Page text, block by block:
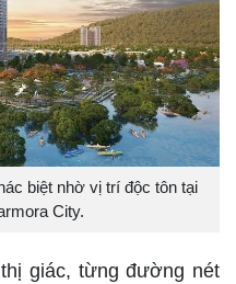
biệt nhờ vị trí độc tôn tại
City.
giác, từng đường nét